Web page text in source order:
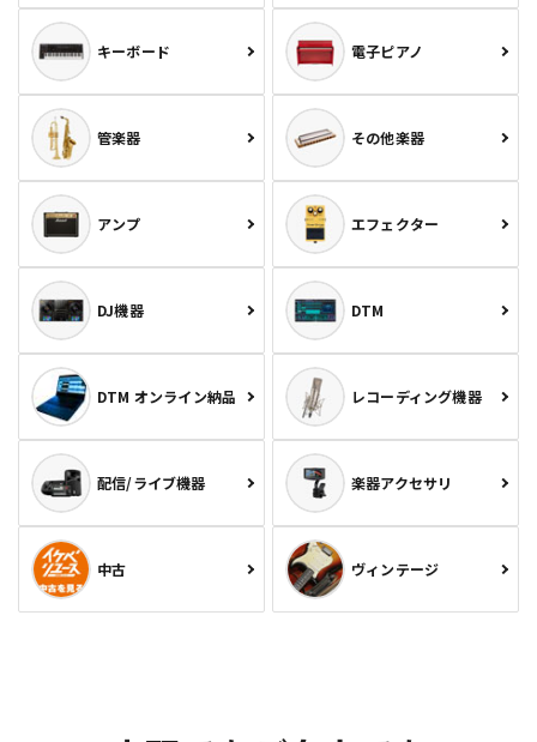
キーボード 電子ピアノ
管楽器 その他楽器
アンプ エフェクター
DJ機器 DTM
DTM オンライン納品 レコーディング機器
配信/ライブ機器 楽器アクセサリ
中古 ヴィンテージ